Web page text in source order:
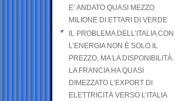
E’ ANDATO QUASI MEZZO
MILIONE DI ETTARI DI VERDE
IL PROBLEMA DELL’ITALIA CON
L’ENERGIA NON È SOLO IL
PREZZO, MA LA DISPONIBILITÀ.
LA FRANCIA HA QUASI
DIMEZZATO L’EXPORT DI
ELETTRICITÀ VERSO L’ITALIA